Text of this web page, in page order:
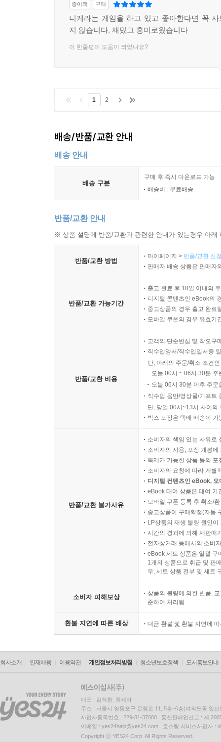
종이책 구매
니케라는 게임을 하고 있고 좋아한다면 꼭
지 않습니다. 재밌고 흥미로웠습니다
이 한줄평이 도움이 되었나요?
1 2
배송/반품/교환 안내
배송 안내
배송 구분
구매 후 즉시 다운로드 가능
배송비 : 무료배송
반품/교환 안내
※ 상품 설명에 반품/교환과 관련한 안내가 있는경우 아
반품/교환 방법
마이페이지 > 반품/교환 신
판매자 배송 상품은 판매자
반품/교환 가능기간
출고 완료 후 10일 이내의
디지털 콘텐츠인 eBook의
중고상품의 경우 출고 완료
모바일 쿠폰의 경우 유효기
반품/교환 비용
고객의 단순변심 및 착오구
직수입양서/직수입일서중
단, 아래의 주문/취소 조건
오늘 00시 ~ 06시 30분
오늘 06시 30분 이후 주
직수입 음반/영상물/기프트
단, 당일 00시~13시 사이의
박스 포장은 택배 배송이
반품/교환 불가사유
소비자의 책임 있는 사유로
소비자의 사용, 포장 개봉
복제가 가능한 상품 등의
소비자의 요청에 따라 개별
디지털 컨텐츠인 eBook,
eBook 대여 상품은 대여 기
모바일 쿠폰 등록 후 취소/
중고상품이 구매확정(자동
LP상품의 재생 불량 원인
시간의 경과에 의해 재판매
전자상거래 등에서의 소비
eBook 세트 상품은 일괄 구
1개의 상품으로 취급 및 판
우, 세트 상품 전부 및 세트
소비자 피해보상
상품의 불량에 의한 반품,
준하여 처리됨
환불 지연에 따른 배상 대금 환불 및 환불 지연에
회사소개 인재채용 이용약관 개인정보처리방침 청소년보호정책 도서홍보안내
대표 : 김석환, 최세라
주소 : 서울시 영등포구 은행로 11, 5층~6층(여의도동,일신
사업자등록번호 : 229-81-37000 통신판매업신고 : 제
이메일 : yes24help@yes24.com 호스팅 서비스사업자 :
Copyright ⓒ YES24 Corp. All Rights Reserved.